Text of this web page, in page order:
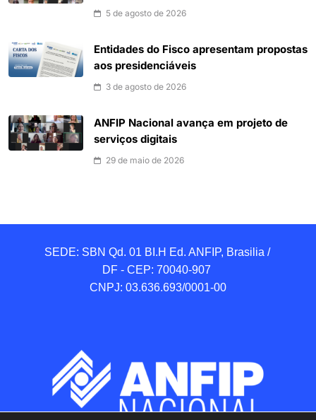
5 de agosto de 2026
Entidades do Fisco apresentam propostas
aos presidenciáveis
3 de agosto de 2026
ANFIP Nacional avança em projeto de
serviços digitais
29 de maio de 2026
SEDE: SBN Qd. 01 BI.H Ed. ANFIP, Brasilia /
DF - CEP: 70040-907
CNPJ: 03.636.693/0001-00